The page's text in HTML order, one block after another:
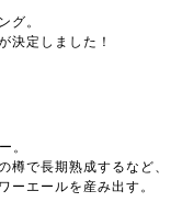
グ。
決定しました！
。
樽で長期熟成するなど、
ーエールを産み出す。